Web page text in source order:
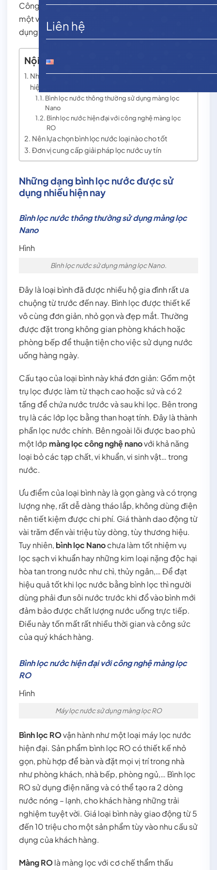
Liên hệ
Công ty NTS Engineering sẽ cung cấp cho bạn
một vài thông tin tìm hiểu những dạng
dụng trong gia đình hiện nay.
Nội dung chính
Những dạng bình lọc nước được sử dụng nhiều
hiện nay
Bình lọc nước thông thường sử dụng màng lọc
Nano
Bình lọc nước hiện đại với công nghệ màng lọc
RO
Nên lựa chọn bình lọc nước loại nào cho tốt
Đơn vị cung cấp giải pháp lọc nước uy tín
Những dạng bình lọc nước được sử
dụng nhiều hiện nay
Bình lọc nước thông thường sử dụng màng lọc
Nano
Hình
Bình lọc nước sử dụng màng lọc Nano.
Đây là loại bình đã được nhiều hộ gia đình rất ưa
chuộng từ trước đến nay. Bình lọc được thiết kế
vô cùng đơn giản, nhỏ gọn và đẹp mắt. Thường
được đặt trong không gian phòng khách hoặc
phòng bếp để thuận tiện cho việc sử dụng nước
uống hàng ngày.
Cấu tạo của loại bình này khá đơn giản: Gồm một
trụ lọc được làm từ thạch cao hoặc sứ và có 2
tầng để chứa nước trước và sau khi lọc. Bên trong
trụ là các lớp lọc bằng than hoạt tính. Đây là thành
phần lọc nước chính. Bên ngoài lõi được bao phủ
một lớp màng lọc công nghệ nanovới khả năng
loại bỏ các tạp chất, vi khuẩn, vi sinh vật… trong
nước.
Ưu điểm của loại bình này là gọn gàng và có trọng
lượng nhẹ, rất dễ dàng tháo lắp, không dùng điện
nên tiết kiệm được chi phí. Giá thành dao động từ
vài trăm đến vài triệu tùy dòng, tùy thương hiệu.
Tuy nhiên, bình lọc Nanochưa làm tốt nhiệm vụ
lọc sạch vi khuẩn hay những kim loại nặng độc hại
hòa tan trong nước như chì, thủy ngân,… Để đạt
hiệu quả tốt khi lọc nước bằng bình lọc thì người
dùng phải đun sôi nước trước khi đổ vào bình mới
đảm bảo được chất lượng nước uống trực tiếp.
Điều này tốn mất rất nhiều thời gian và công sức
của quý khách hàng.
Bình lọc nước hiện đại với công nghệ màng lọc
RO
Hình
Máy lọc nước sử dụng màng lọc RO
Bình lọc ROvận hành như một loại máy lọc nước
hiện đại. Sản phẩm bình lọc RO có thiết kế nhỏ
gọn, phù hợp để bàn và đặt mọi vị trí trong nhà
như phòng khách, nhà bếp, phòng ngủ,… Bình lọc
RO sử dụng điện năng và có thể tạo ra 2 dòng
nước nóng – lạnh, cho khách hàng những trải
nghiệm tuyệt vời. Giá loại bình này giao động từ 5
đến 10 triệu cho một sản phẩm tùy vào nhu cầu sử
dụng của khách hàng.
Màng ROlà màng lọc với cơ chế thẩm thấu